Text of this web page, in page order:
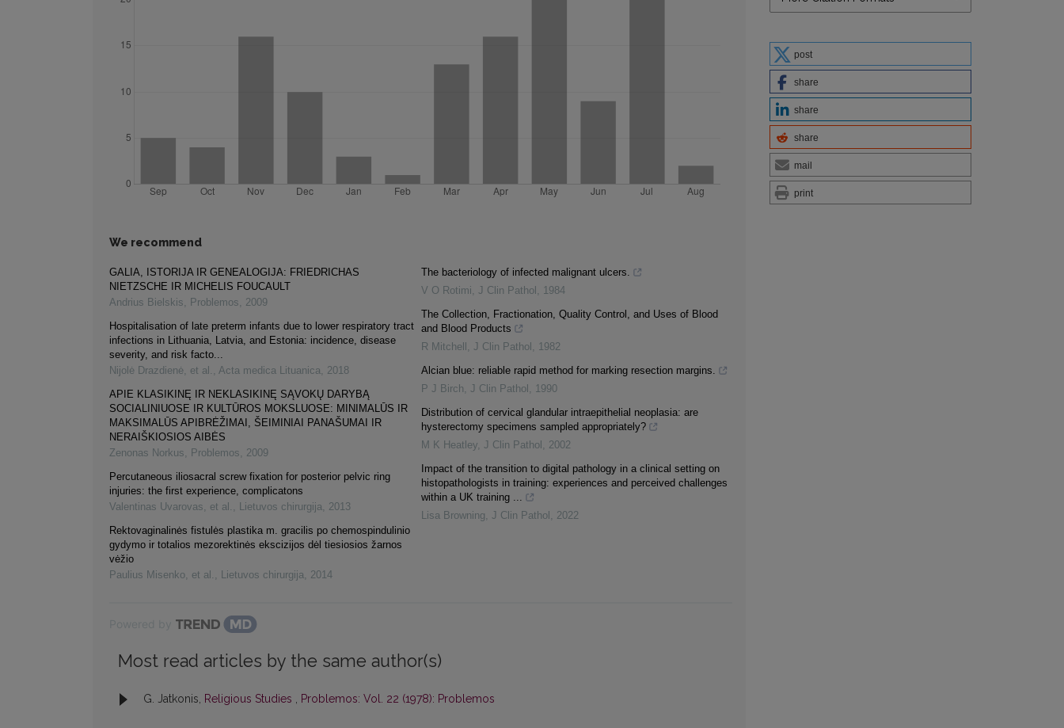
post
share
share
share
mail
print
We recommend
GALIA, ISTORIJA IR GENEALOGIJA: FRIEDRICHAS
NIETZSCHE IR MICHELIS FOUCAULT
Andrius Bielskis, Problemos, 2009
Hospitalisation of late preterm infants due to lower respiratory tract
infections in Lithuania, Latvia, and Estonia: incidence, disease
severity, and risk facto...
Nijolė Drazdienė, et al. , Acta medica Lituanica, 2018
APIE KLASIKINĘ IR NEKLASIKINĘ SĄVOKŲ DARYBĄ
SOCIALINIUOSE IR KULTŪROS MOKSLUOSE: MINIMALŪS IR
MAKSIMALŪS APIBRĖŽIMAI, ŠEIMINIAI PANAŠUMAI IR
NERAIŠKIOSIOS AIBĖS
Zenonas Norkus, Problemos, 2009
Percutaneous iliosacral screw fixation for posterior pelvic ring
injuries: the first experience, complicatons
Valentinas Uvarovas, et al. , Lietuvos chirurgija, 2013
Rektovaginalinės fistulės plastika m. gracilis po chemospindulinio
gydymo ir totalios mezorektinės ekscizijos dėl tiesiosios žarnos
vėžio
Paulius Misenko, et al. , Lietuvos chirurgija, 2014
The bacteriology of infected malignant ulcers.
V O Rotimi, J Clin Pathol , 1984
The Collection, Fractionation, Quality Control, and Uses of Blood
and Blood Products
R Mitchell , J Clin Pathol , 1982
Alcian blue: reliable rapid method for marking resection margins.
P J Birch, J Clin Pathol , 1990
Distribution of cervical glandular intraepithelial neoplasia: are
hysterectomy specimens sampled appropriately?
M K Heatley, J Clin Pathol , 2002
Impact of the transition to digital pathology in a clinical setting on
histopathologists in training: experiences and perceived challenges
within a UK training ...
Lisa Browning, J Clin Pathol , 2022
Most read articles by the same author(s)
G. Jatkonis, Religious Studies , Problemos: Vol. 22 (1978): Problemos